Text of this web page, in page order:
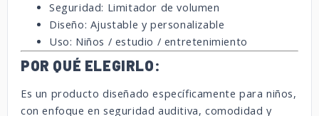
Seguridad: Limitador de volumen
Diseño: Ajustable y personalizable
Uso: Niños / estudio / entretenimiento
POR QUÉ ELEGIRLO:
Es un producto diseñado específicamente para niños,
con enfoque en seguridad auditiva, comodidad y